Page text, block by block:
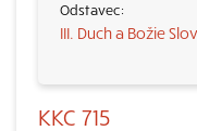
III. Duch a Božie
KKC 715